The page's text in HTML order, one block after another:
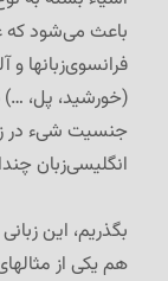
باعث می‌شود که
فرانسوی‌زبانها و
(خورشید، پل،
جنسیت شیء در
انگلیسی‌زبان
بگذریم، این
هم یکی از